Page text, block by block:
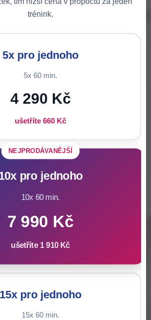
trénink.
5x pro jednoho
5x 60 min.
4 290 Kč
ušetříte 660 Kč
NEJPRODÁVANĚJŠÍ
pro jednoho
10x 60 min.
7 990 Kč
ušetříte 1 910 Kč
15x pro jednoho
15x 60 min.